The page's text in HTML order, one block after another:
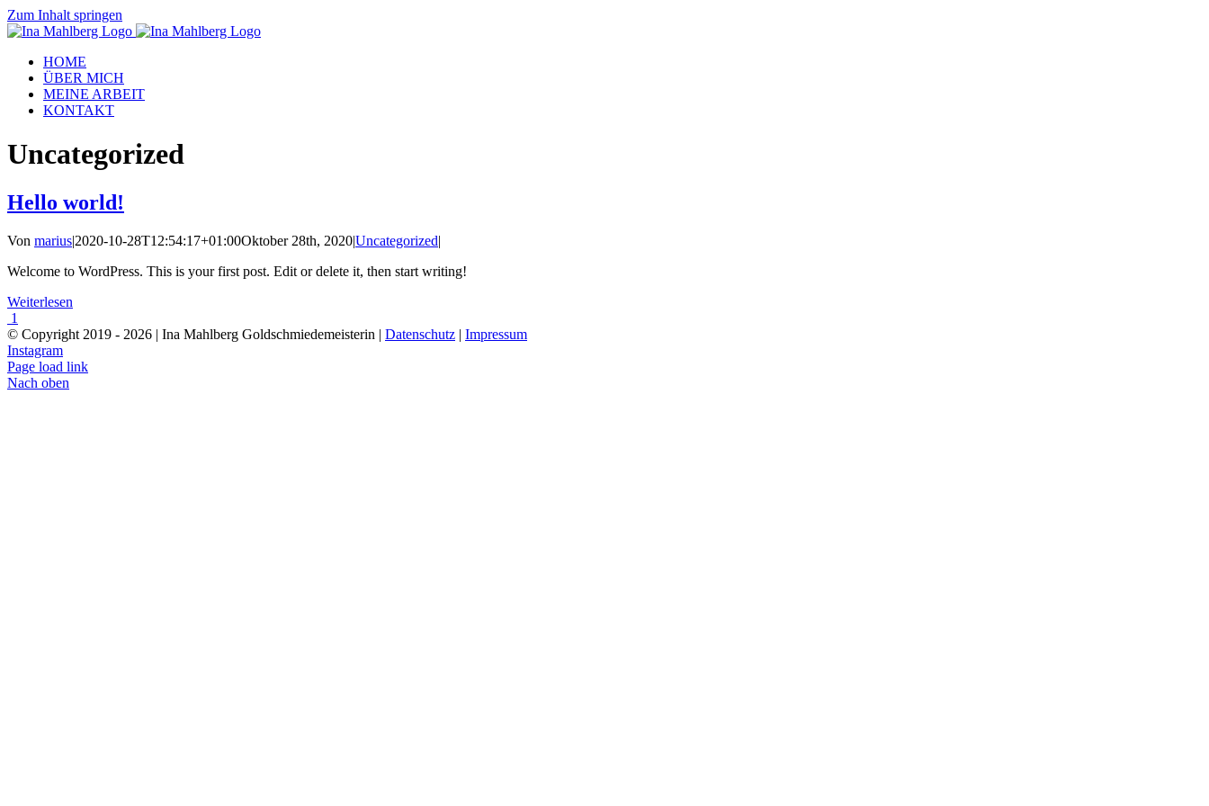
Zum Inhalt springen
HOME
ÜBER MICH
MEINE ARBEIT
KONTAKT
Uncategorized
Hello world!
Von marius|2020-10-28T12:54:17+01:00Oktober 28th, 2020|Uncategorized|
Welcome to WordPress. This is your first post. Edit or delete it, then start writing!
Weiterlesen
1
© Copyright 2019 - 2026 | Ina Mahlberg Goldschmiedemeisterin | Datenschutz | Impressum
Instagram
Page load link
Nach oben